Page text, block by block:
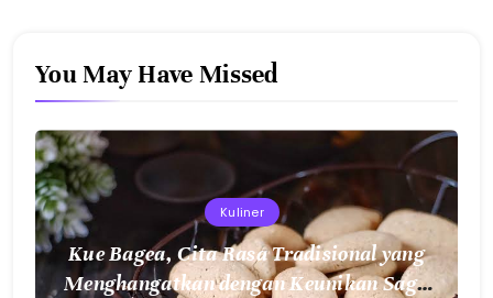
You May Have Missed
Kuliner
Kue Bagea, Cita Rasa Tradisional yang
Menghangatkan dengan Keunikan Sagu